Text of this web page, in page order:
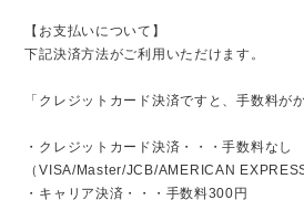
【お支払いについて】
下記決済方法がご利用いただけます。
「クレジットカード決済ですと、手数料が
・クレジットカード決済・・・手数料なし
（VISA/Master/JCB/AMERICAN EXPRESS
・キャリア決済・・・手数料300円